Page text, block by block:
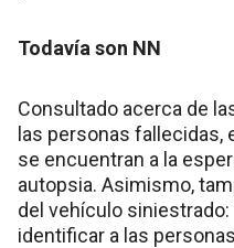
Todavía son NN
Consultado acerca de
las personas fallecidas,
se encuentran a la
autopsia. Asimismo,
del vehículo siniestrado:
identificar a las